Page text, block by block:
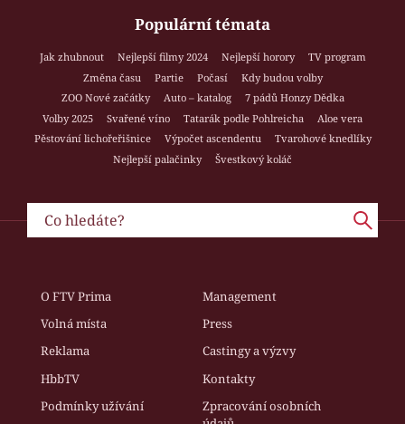
Populární témata
Jak zhubnout Nejlepší filmy 2024 Nejlepší horory
TV program
Změna času
Partie Počasí
Kdy budou volby
ZOO Nové začátky
Auto – katalog
7 pádů Honzy Dědka
Volby 2025
Svařené víno Tatarák podle Pohlreicha
Aloe vera
Pěstování lichořeřišnice
Výpočet ascendentu
Tvarohové knedlíky
Nejlepší palačinky
Švestkový koláč
O FTV Prima
Management
Volná místa
Press
Reklama
Castingy a výzvy
HbbTV
Kontakty
Podmínky užívání
Zpracování osobních